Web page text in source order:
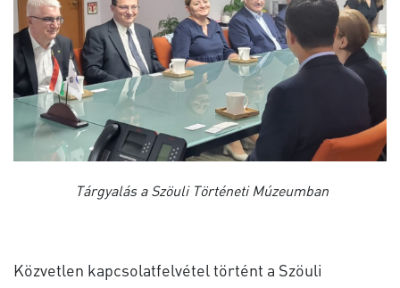
Tárgyalás a Szöuli Történeti Múzeumban
Közvetlen kapcsolatfelvétel történt a Szöuli